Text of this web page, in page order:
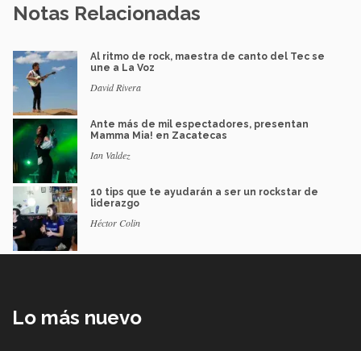
Notas Relacionadas
Al ritmo de rock, maestra de canto del Tec se
une a La Voz
David Rivera
Ante más de mil espectadores, presentan
Mamma Mia! en Zacatecas
Ian Valdez
10 tips que te ayudarán a ser un rockstar de
liderazgo
Héctor Colin
Lo más nuevo